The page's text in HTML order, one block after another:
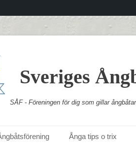
Sveriges
SÅF - Föreningen för dig som gillar ångbåtar
Ånga tips o trix